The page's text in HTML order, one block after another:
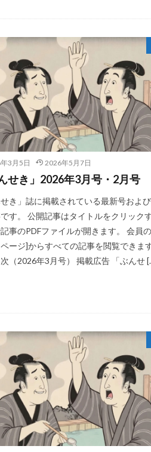
3月5日 2026年5月7日
せき」2026年3月号・2月号
せき」誌に掲載されている最新号およ
す。 公開記事はタイトルをクリック
事のPDFファイルが開きます。 会員
ージ]からすべての記事を閲覧できま
（2026年3月号） 掲載広告 「ぶんせ